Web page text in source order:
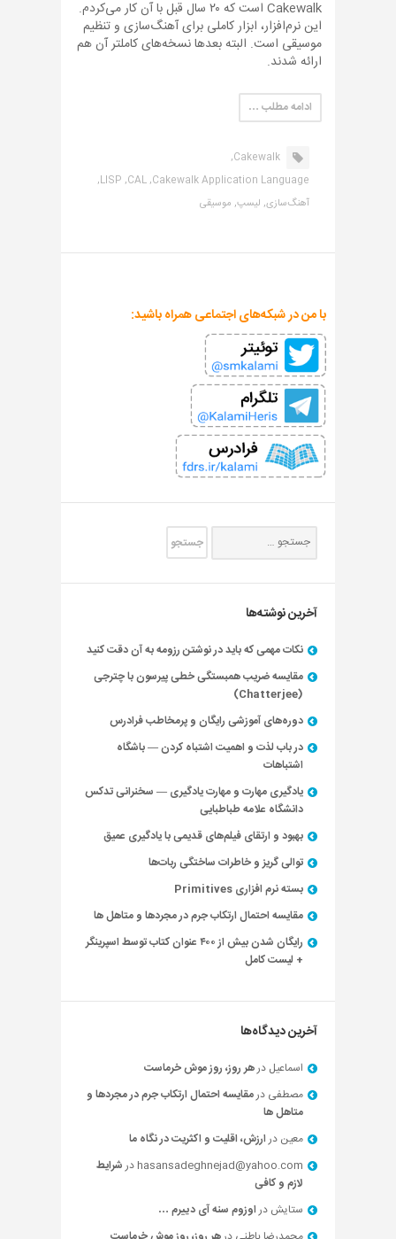
Cakewalk است که ۲۰ سال قبل با آن کار می‌کردم.
این نرم‌افزار، ابزار کاملی برای آهنگ‌سازی و تنظیم
موسیقی است. البته بعدها نسخه‌های کاملتر آن هم
ارائه شدند.
ادامه مطلب …
Cakewalk,
Cakewalk Application Language,
CAL,
LISP,
آهنگ‌سازی, لیسپ, موسیقی
با من در شبکه‌های اجتماعی همراه باشید:
آخرین نوشته‌ها
نکات مهمی که باید در نوشتن رزومه به آن دقت کنید
مقایسه ضریب همبستگی خطی پیرسون با چترجی
(Chatterjee)
دوره‌های آموزشی رایگان و پرمخاطب فرادرس
در باب لذت و اهمیت اشتباه کردن — باشگاه
اشتباهات
یادگیری مهارت و مهارت یادگیری — سخنرانی تدکس
دانشگاه علامه طباطبایی
بهبود و ارتقای فیلم‌های قدیمی با یادگیری عمیق
توالی گریز و خاطرات ساختگی ربات‌ها
بسته نرم افزاری Primitives
مقایسه احتمال ارتکاب جرم در مجردها و متاهل ها
رایگان شدن بیش از ۴۰۰ عنوان کتاب توسط اسپرینگر
+ لیست کامل
آخرین دیدگاه‌ها
اسماعیل درهر روز، روز موش خرماست
مصطفی درمقایسه احتمال ارتکاب جرم در مجردها و
متاهل ها
معین درارزش، اقلیت و اکثریت در نگاه ما
hasansadeghnejad@yahoo.com درشرایط
لازم و کافی
ستایش دراوزوم سنه آی دییرم …